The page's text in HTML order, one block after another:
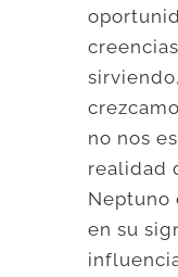
no nos
realidad
Neptuno
en su